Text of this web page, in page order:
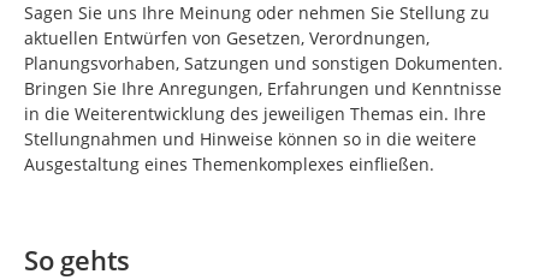
Sagen Sie uns Ihre Meinung oder nehmen Sie Stellung zu
aktuellen Entwürfen von Gesetzen, Verordnungen,
Planungsvorhaben, Satzungen und sonstigen Dokumenten.
Bringen Sie Ihre Anregungen, Erfahrungen und Kenntnisse
in die Weiterentwicklung des jeweiligen Themas ein. Ihre
Stellungnahmen und Hinweise können so in die weitere
Ausgestaltung eines Themenkomplexes einfließen.
So gehts